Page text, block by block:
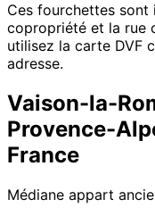
Ces fourchettes sont
copropriété et la rue
utilisez la carte DVF
adresse.
Vaison-la-
Provence-
France
Médiane appart